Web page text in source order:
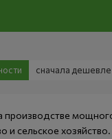
сначала дешевле
и сельское